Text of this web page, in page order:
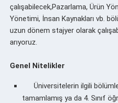
çalışabilecek,Pazarlama, Ürün
Yönetimi, İnsan Kaynakları vb.
uzun dönem stajyer olarak
arıyoruz.
Genel Nitelikler
Üniversitelerin ilgili
tamamlamış ya da 4. Sınıf